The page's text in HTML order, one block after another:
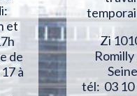
et
de
à
Zi
tél: 03 10